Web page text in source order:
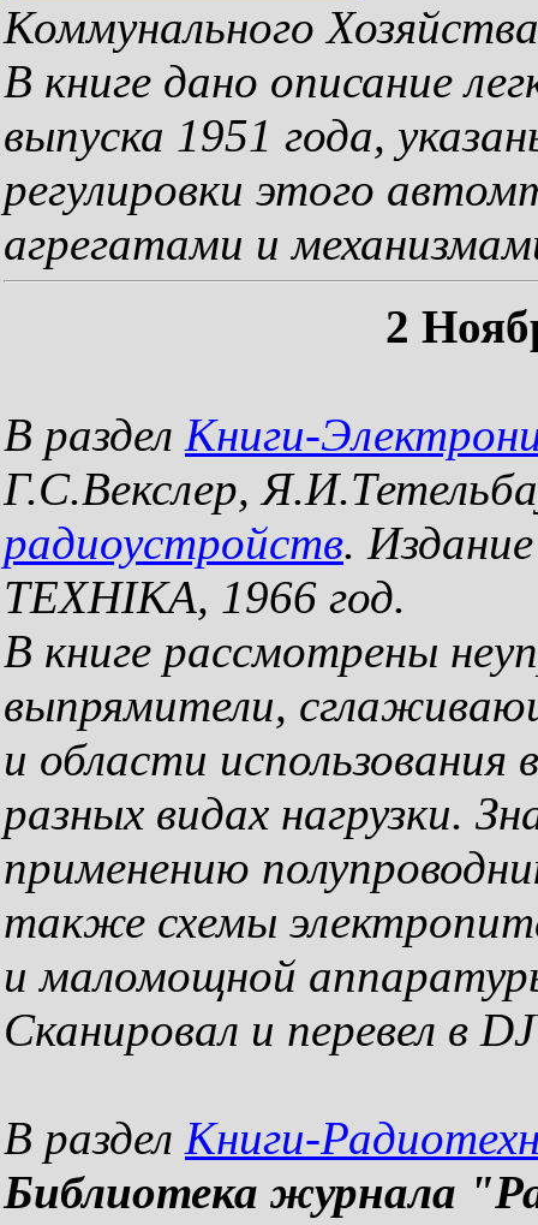
Коммунального
В книге дано описание
выпуска 1951 года,
регулировки этого
агрегатами и
2
В раздел Книги-
Г.С.Векслер,
радиоустройств.
ТЕХНIКА, 1966 год.
В книге рассмотрены
выпрямители,
и области
разных видах нагрузки.
применению
также схемы
и маломощной
Сканировал и перевел в
В раздел Книги-
Библиотека журнала